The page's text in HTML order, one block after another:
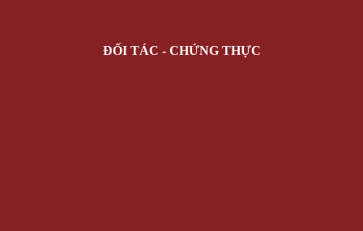
ĐỐI TÁC - CHỨNG THỰC